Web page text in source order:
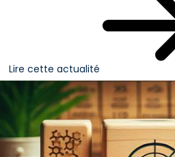
Lire cette actualité